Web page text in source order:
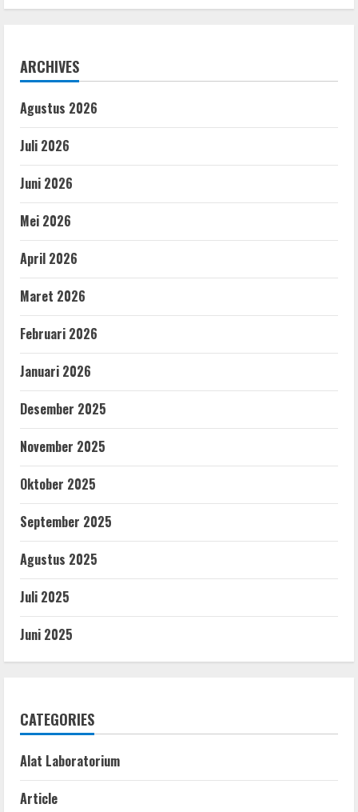
ARCHIVES
Agustus 2026
Juli 2026
Juni 2026
Mei 2026
April 2026
Maret 2026
Februari 2026
Januari 2026
Desember 2025
November 2025
Oktober 2025
September 2025
Agustus 2025
Juli 2025
Juni 2025
CATEGORIES
Alat Laboratorium
Article